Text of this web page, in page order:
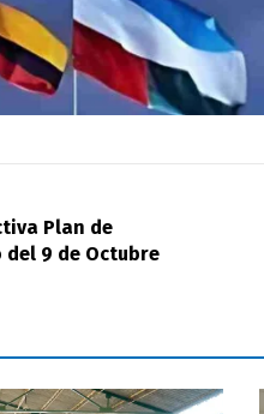
Plan de
9 de Octubre